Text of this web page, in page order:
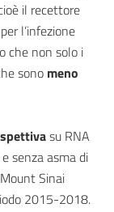
il recettore
l’infezione
che non solo i
sono meno
su RNA
senza asma di
Sinai
2015-2018.